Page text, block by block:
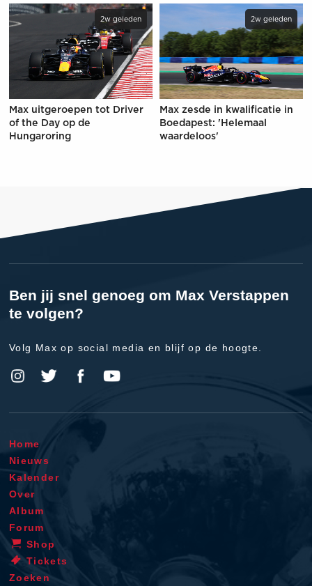
2w geleden
Max uitgeroepen tot Driver
of the Day op de
Hungaroring
2w geleden
Max zesde in kwalificatie in
Boedapest: 'Helemaal
waardeloos'
Ben jij snel genoeg om Max Verstappen
te volgen?
Volg Max op social media en blijf op de hoogte.
Home
Nieuws
Kalender
Over
Album
Forum
Shop
Tickets
Zoeken